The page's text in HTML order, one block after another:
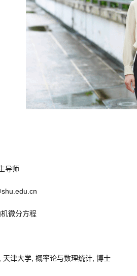
导师
微分方程
天津大学 概率论与数理统计 博士